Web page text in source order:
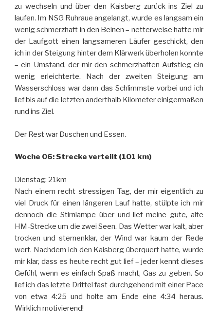
zu wechseln und über den Kaisberg zurück ins Ziel zu
laufen. Im NSG Ruhraue angelangt, wurde es langsam ein
wenig schmerzhaft in den Beinen – netterweise hatte mir
der Laufgott einen langsameren Läufer geschickt, den
ich in der Steigung hinter dem Klärwerk überholen konnte
– ein Umstand, der mir den schmerzhaften Aufstieg ein
wenig erleichterte. Nach der zweiten Steigung am
Wasserschloss war dann das Schlimmste vorbei und ich
lief bis auf die letzten anderthalb Kilometer einigermaßen
rund ins Ziel.
Der Rest war Duschen und Essen.
Woche 06: Strecke verteilt (101 km)
Dienstag: 21km
Nach einem recht stressigen Tag, der mir eigentlich zu
viel Druck für einen längeren Lauf hatte, stülpte ich mir
dennoch die Stirnlampe über und lief meine gute, alte
HM-Strecke um die zwei Seen. Das Wetter war kalt, aber
trocken und sternenklar, der Wind war kaum der Rede
wert. Nachdem ich den Kaisberg überquert hatte, wurde
mir klar, dass es heute recht gut lief – jeder kennt dieses
Gefühl, wenn es einfach Spaß macht, Gas zu geben. So
lief ich das letzte Drittel fast durchgehend mit einer Pace
von etwa 4:25 und holte am Ende eine 4:34 heraus.
Wirklich motivierend!